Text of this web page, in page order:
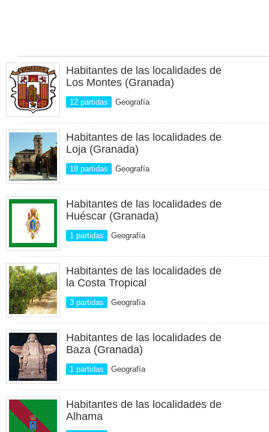
Habitantes de las localidades de
Los Montes (Granada)
12 partidas Geografía
Habitantes de las localidades de
Loja (Granada)
18 partidas Geografía
Habitantes de las localidades de
Huéscar (Granada)
1 partidas Geografía
Habitantes de las localidades de
la Costa Tropical
3 partidas Geografía
Habitantes de las localidades de
Baza (Granada)
1 partidas Geografía
Habitantes de las localidades de
Alhama